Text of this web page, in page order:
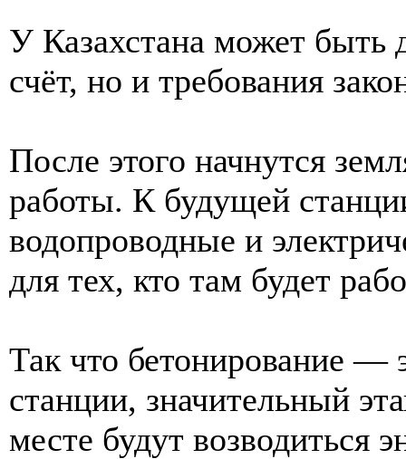
У Казахстана может быть
счёт, но и требования
После этого начнутся
работы. К будущей
водопроводные и
для тех, кто там будет
Так что бетонирование —
станции, значительный
месте будут возводиться